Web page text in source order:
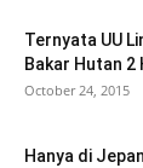
Ternyata UU
Bakar Hutan 2
October 24, 2015
Hanya di